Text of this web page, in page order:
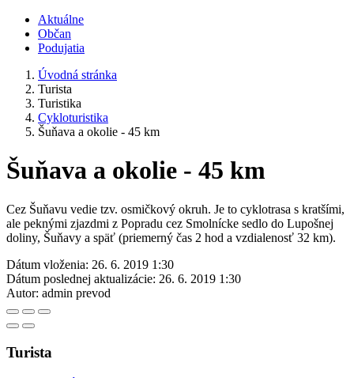
Aktuálne
Občan
Podujatia
Úvodná stránka
Turista
Turistika
Cykloturistika
Šuňava a okolie - 45 km
Šuňava a okolie - 45 km
Cez Šuňavu vedie tzv. osmičkový okruh. Je to cyklotrasa s kratšími,
ale peknými zjazdmi z Popradu cez Smolnícke sedlo do Lupošnej
doliny, Šuňavy a späť (priemerný čas 2 hod a vzdialenosť 32 km).
Dátum vloženia: 26. 6. 2019 1:30
Dátum poslednej aktualizácie: 26. 6. 2019 1:30
Autor: admin prevod
Turista